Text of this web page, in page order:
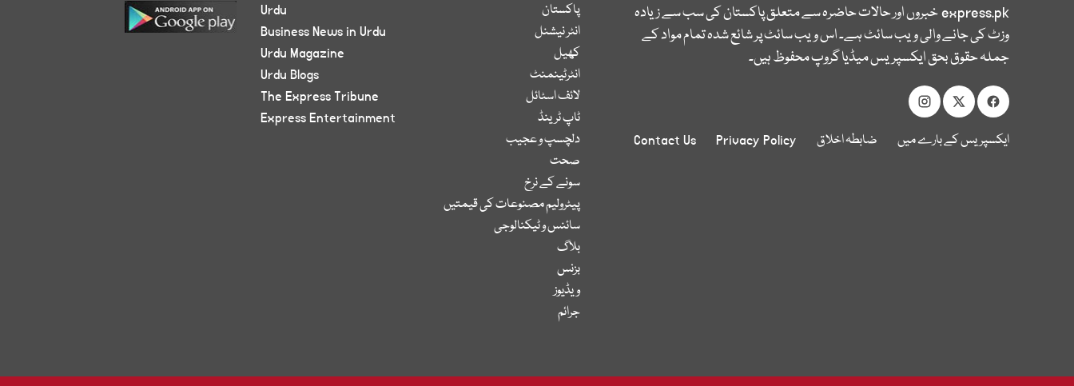
express.pkخبروں اور حالات حاضرہ سے متعلق پاکستان کی سب سے زیادہ
وزٹ کی جانے والی ویب سائٹ ہے۔ اس ویب سائٹ پر شائع شدہ تمام مواد کے
جملہ حقوق بحق ایکسپریس میڈیا گروپ محفوظ ہیں۔
ایکسپریس کے بارے میں ضابطہ اخلاق Privacy Policy
Contact Us
پاکستان
انٹر نیشنل
کھیل
انٹرٹینمنٹ
لائف اسٹائل
ٹاپ ٹرینڈ
دلچسپ و عجیب
صحت
سونے کے نرخ
پیٹرولیم مصنوعات کی قیمتیں
سائنس و ٹیکنالوجی
بلاگ
بزنس
ویڈیوز
جرائم
Urdu
Business News in Urdu
Urdu Magazine
Urdu Blogs
The Express Tribune
Express Entertainment